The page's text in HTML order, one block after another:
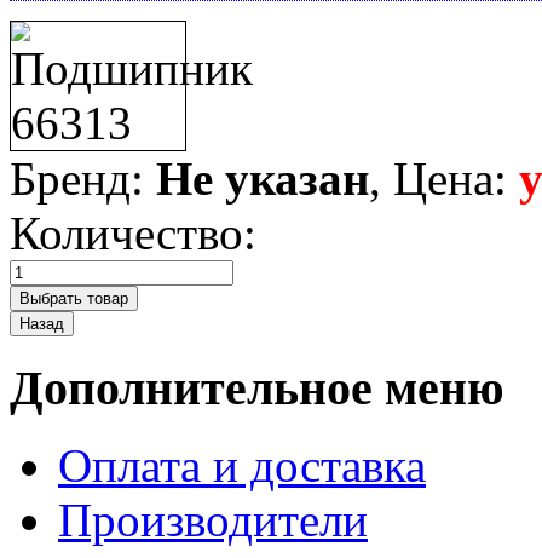
Бренд: Не указан, Цена:
Количество:
Дополнительное меню
Оплата и доставка
Производители